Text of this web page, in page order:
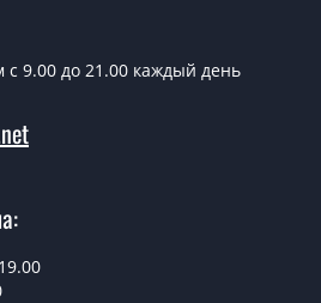
очереди, во все дни кроме
установка дверей Next
вызвать
9.00 до 21.00 каждый день